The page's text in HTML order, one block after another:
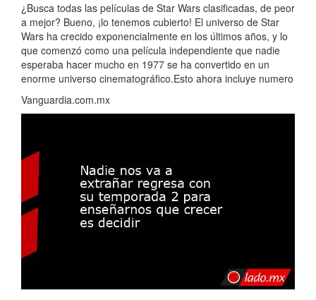
¿Busca todas las películas de Star Wars clasificadas, de peor
a mejor? Bueno, ¡lo tenemos cubierto! El universo de Star
Wars ha crecido exponencialmente en los últimos años, y lo
que comenzó como una película independiente que nadie
esperaba hacer mucho en 1977 se ha convertido en un
enorme universo cinematográfico.Esto ahora incluye numero
Vanguardia.com.mx